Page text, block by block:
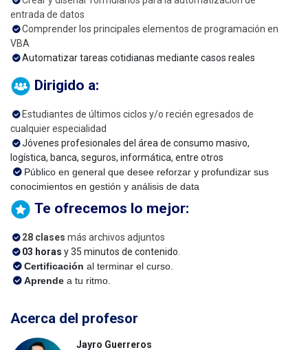
entrada de datos
Comprender los principales elementos de programación en
VBA
Automatizar tareas cotidianas mediante casos reales
Dirigido a:
Estudiantes de últimos ciclos y/o recién egresados de
cualquier especialidad
Jóvenes profesionales del área de consumo masivo,
logística, banca, seguros, informática, entre otros
Público en general que desee reforzar y profundizar sus
conocimientos en gestión y análisis de data
Te ofrecemos lo mejor:
28 clases más archivos adjuntos
03 horas y 35 minutos de contenido.
Certificación al terminar el curso.
Aprende a tu ritmo.
Acerca del profesor
Jayro Guerreros